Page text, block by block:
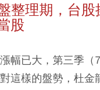
整理期，台股
股
幅已大，第三季（
這樣的盤勢，杜金